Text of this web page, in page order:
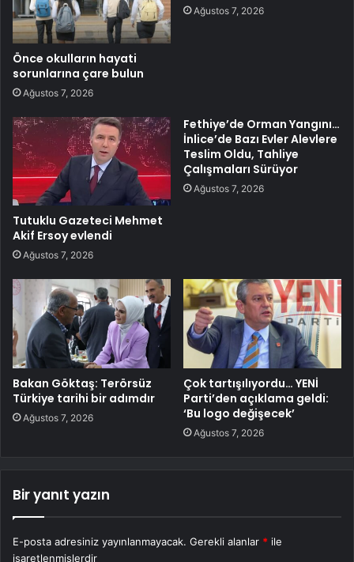
Önce okulların hayati
sorunlarına çare bulun
Ağustos 7, 2026
Ağustos 7, 2026
Tutuklu Gazeteci Mehmet
Akif Ersoy evlendi
Ağustos 7, 2026
Fethiye’de Orman Yangını…
İnlice’de Bazı Evler Alevlere
Teslim Oldu, Tahliye
Çalışmaları Sürüyor
Ağustos 7, 2026
Bakan Göktaş: Terörsüz
Türkiye tarihi bir adımdır
Ağustos 7, 2026
Çok tartışılıyordu… YENİ
Parti’den açıklama geldi:
‘Bu logo değişecek’
Ağustos 7, 2026
Bir yanıt yazın
E-posta adresiniz yayınlanmayacak. Gerekli alanlar * ile
işaretlenmişlerdir